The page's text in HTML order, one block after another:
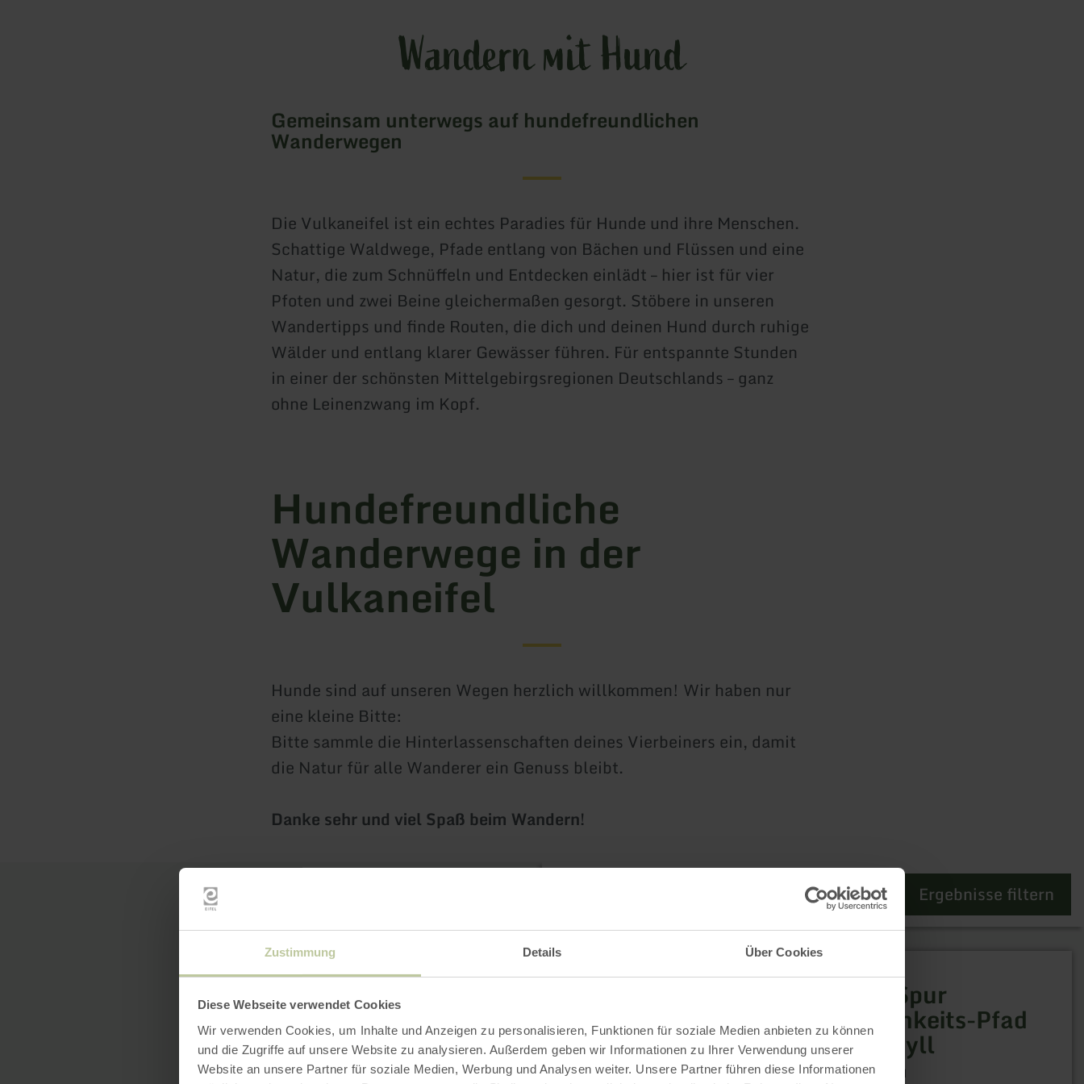
Zustimmung Details Über Cookies
Diese Webseite verwendet Cookies
Wir verwenden Cookies, um Inhalte und Anzeigen zu personalisieren, Funktionen für soziale Medien anbieten zu können
und die Zugriffe auf unsere Website zu analysieren. Außerdem geben wir Informationen zu Ihrer Verwendung unserer
Website an unsere Partner für soziale Medien, Werbung und Analysen weiter. Unsere Partner führen diese Informationen
Wandern mit Hund
Gemeinsam unterwegs auf hundefreundlichen
Wanderwegen
Die Vulkaneifel ist ein echtes Paradies für Hunde und ihre Menschen.
Schattige Waldwege, Pfade entlang von Bächen und Flüssen und eine
Natur, die zum Schnüffeln und Entdecken einlädt – hier ist für vier
Pfoten und zwei Beine gleichermaßen gesorgt. Stöbere in unseren
Wandertipps und finde Routen, die dich und deinen Hund durch ruhige
Wälder und entlang klarer Gewässer führen. Für entspannte Stunden
in einer der schönsten Mittelgebirgsregionen Deutschlands – ganz
ohne Leinenzwang im Kopf.
Hundefreundliche
Wanderwege in der
Vulkaneifel
Hunde sind auf unseren Wegen herzlich willkommen! Wir haben nur
eine kleine Bitte:
Bitte sammle die Hinterlassenschaften deines Vierbeiners ein, damit
die Natur für alle Wanderer ein Genuss bleibt.
Danke sehr und viel Spaß beim Wandern!
Ergebnisse filtern
WANDERN
HeimatSpur
Achtsamkeits-Pfad
Kleine Kyll
Manderscheid
Achtsamkeits-
Pfad
Kleine